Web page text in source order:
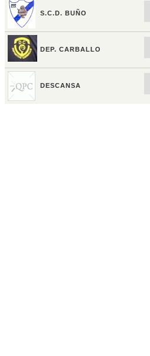
S.C.D. BUÑO
DEP. CARBALLO
DESCANSA